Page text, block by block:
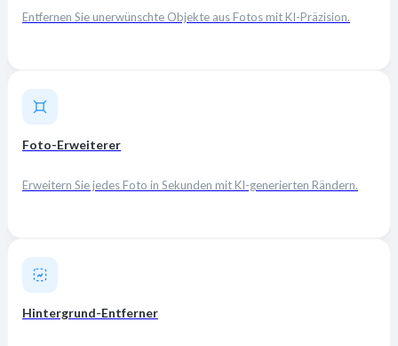
Entfernen Sie unerwünschte Objekte aus Fotos mit KI-Präzision.
Foto-Erweiterer
Erweitern Sie jedes Foto in Sekunden mit KI-generierten Rändern.
Hintergrund-Entferner